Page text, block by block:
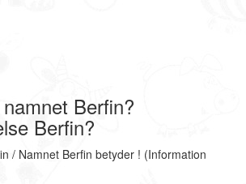
Berfin?
Berfin?
/ Namnet Berfin betyder ! (Information